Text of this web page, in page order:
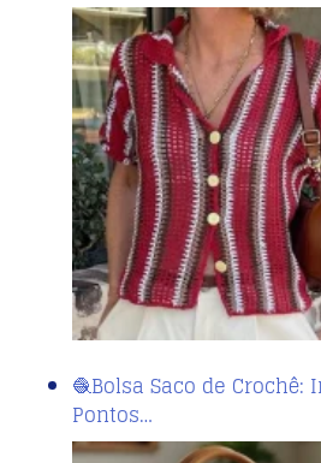
🧶Bolsa Saco de
Pontos…